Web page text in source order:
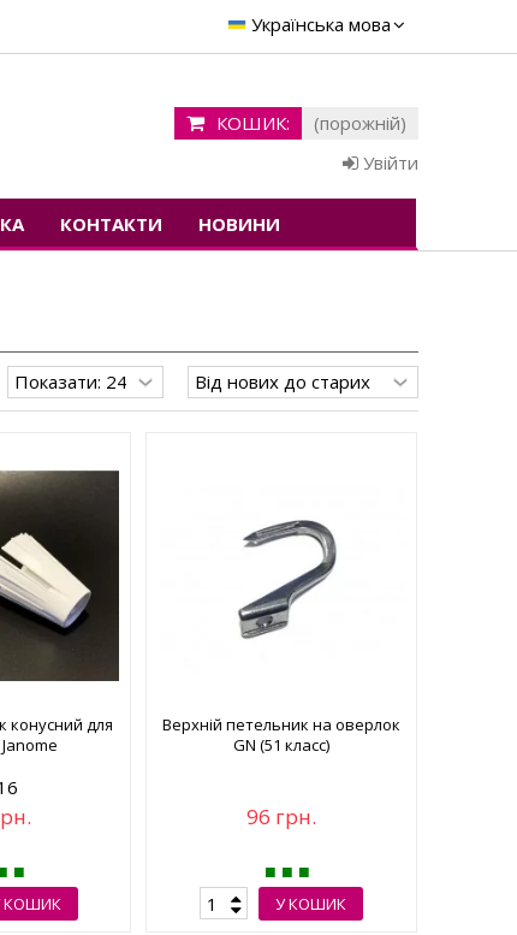
Українська мова
КОШИК:
(порожній)
Увійти
КОНТАКТИ НОВИНИ
конусний для
КОШИК
Верхній петельник на оверлок
GN (51 класс)
96 грн.
У КОШИК